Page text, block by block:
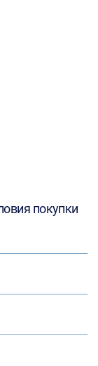
покупки